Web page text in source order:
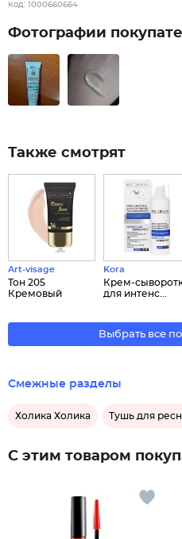
Код: 1000660664
Фотографии
Также смотрят
Art-visage
Тон 205
Кремовый
Kora
Крем-
для интенс...
Выбрать все
Смежные разделы
Холика Холика Тушь для
С этим товаром